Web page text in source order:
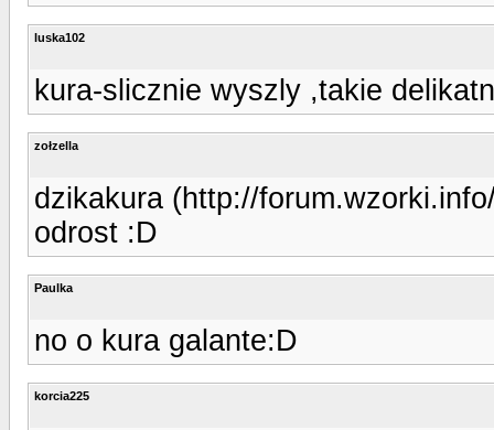
luska102
kura-slicznie wyszly ,takie
zołzella
dzikakura (http://
odrost :D
Paulka
no o kura galante:D
korcia225